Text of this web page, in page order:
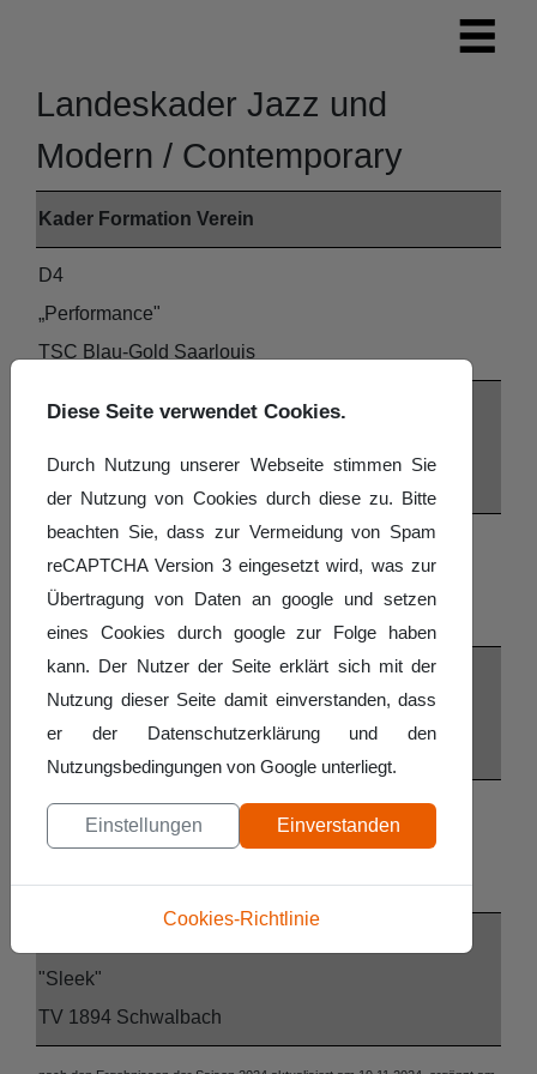
Landeskader Jazz und
Modern / Contemporary
Kader Formation Verein
D4
„Performance"
TSC Blau-Gold Saarlouis
D3
D3
D2
“Boundless”
D2
“l’equipe”
TSC Blau-Gold Saarlouis
"Sleek"
TV 1894 Schwalbach
Diese Seite verwendet Cookies.
Durch Nutzung unserer Webseite stimmen Sie
der Nutzung von Cookies durch diese zu. Bitte
beachten Sie, dass zur Vermeidung von Spam
reCAPTCHA Version 3 eingesetzt wird, was zur
Übertragung von Daten an google und setzen
eines Cookies durch google zur Folge haben
kann. Der Nutzer der Seite erklärt sich mit der
Nutzung dieser Seite damit einverstanden, dass
er der Datenschutzerklärung und den
Nutzungsbedingungen von Google unterliegt.
Einstellungen Einverstanden
Cookies-Richtlinie